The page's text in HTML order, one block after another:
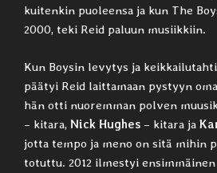
kuitenkin puoleensa ja kun The
2000, teki Reid paluun musiikkiin.
Kun Boysin levytys ja
päätyi Reid laittamaan pystyyn
hän otti nuoremman polven
– kitara, Nick Hughes – kitara ja
jotta tempo ja meno on sitä mihin
totuttu. 2012 ilmestyi